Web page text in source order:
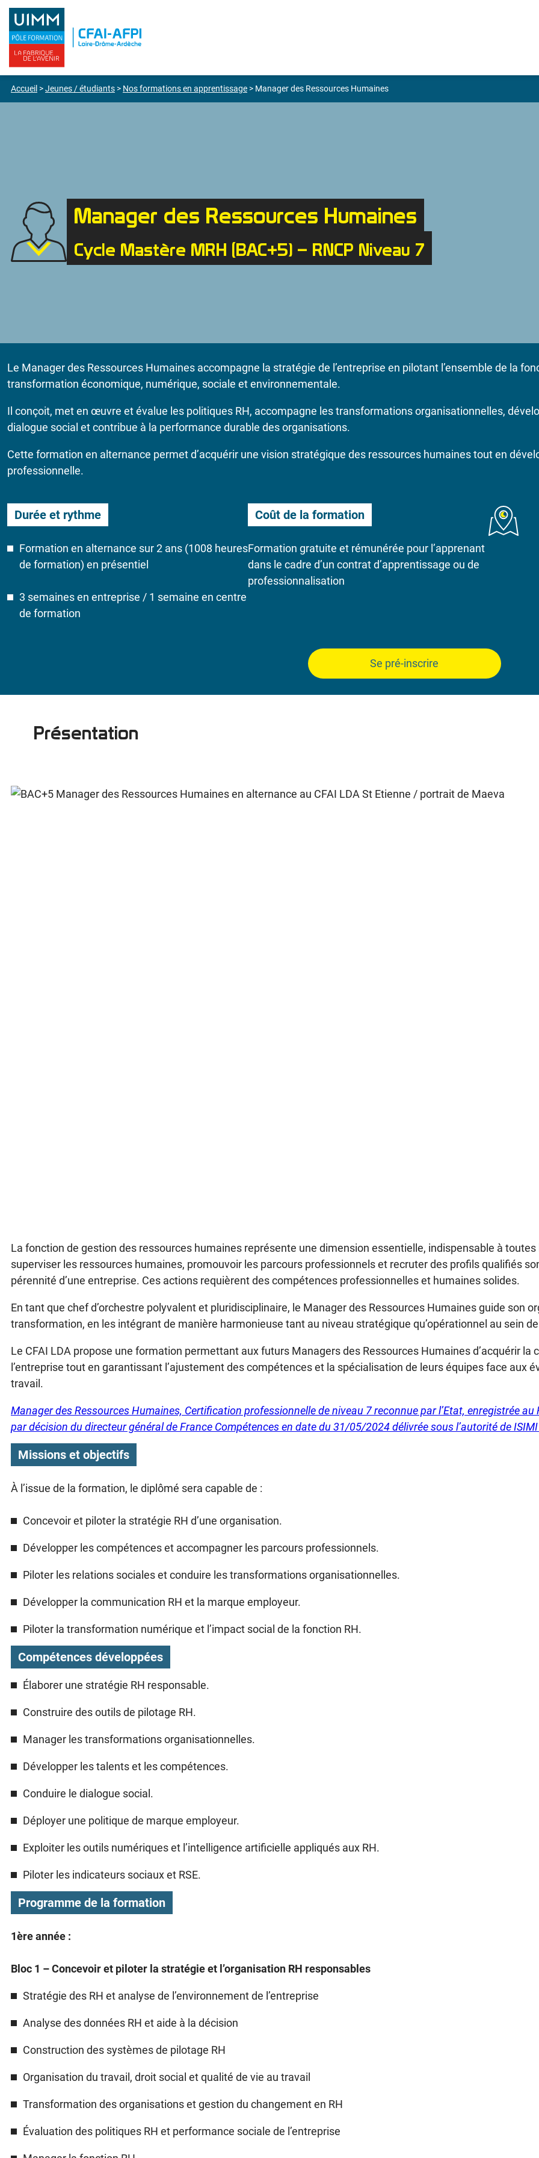
Accueil >Jeunes / étudiants > Nos formations en apprentissage > Manager des Ressources Humaines
Manager des Ressources Humaines
Cycle Mastère MRH (BAC+5) – RNCP Niveau 7
Le Manager des Ressources Humaines accompagne la stratégie de l’entreprise en pilotant l’ensemble de la
transformation économique, numérique, sociale et environnementale.
Il conçoit, met en œuvre et évalue les politiques RH, accompagne les transformations organisationnelles,
dialogue social et contribue à la performance durable des organisations.
Cette formation en alternance permet d’acquérir une vision stratégique des ressources humaines tout en
professionnelle.
Durée et rythme
Formation en alternance sur 2 ans (1008 heures
de formation) en présentiel
3 semaines en entreprise / 1 semaine en centre
de formation
Coût de la formation
Formation gratuite et rémunérée pour l’apprenant
dans le cadre d’un contrat d’apprentissage ou de
professionnalisation
Se pré-inscrire
Présentation
La fonction de gestion des ressources humaines représente une dimension essentielle, indispensable à
superviser les ressources humaines, promouvoir les parcours professionnels et recruter des profils qualifiés
pérennité d’une entreprise. Ces actions requièrent des compétences professionnelles et humaines solides.
En tant que chef d’orchestre polyvalent et pluridisciplinaire, le Manager des Ressources Humaines guide son
transformation, en les intégrant de manière harmonieuse tant au niveau stratégique qu’opérationnel au sein
Le CFAI LDA propose une formation permettant aux futurs Managers des Ressources Humaines d’acquérir
l’entreprise tout en garantissant l’ajustement des compétences et la spécialisation de leurs équipes face aux
travail.
Manager des Ressources Humaines, Certification professionnelle de niveau 7 reconnue par l’Etat, enregistrée
par décision du directeur général de France Compétences en date du 31/05/2024 délivrée sous l’autorité de
Missions et objectifs
À l’issue de la formation, le diplômé sera capable de :
Concevoir et piloter la stratégie RH d’une organisation.
Développer les compétences et accompagner les parcours professionnels.
Piloter les relations sociales et conduire les transformations organisationnelles.
Développer la communication RH et la marque employeur.
Piloter la transformation numérique et l’impact social de la fonction RH.
Compétences développées
Élaborer une stratégie RH responsable.
Construire des outils de pilotage RH.
Manager les transformations organisationnelles.
Développer les talents et les compétences.
Conduire le dialogue social.
Déployer une politique de marque employeur.
Exploiter les outils numériques et l’intelligence artificielle appliqués aux RH.
Piloter les indicateurs sociaux et RSE.
Programme de la formation
1ère année :
Bloc 1 – Concevoir et piloter la stratégie et l’organisation RH responsables
Stratégie des RH et analyse de l’environnement de l’entreprise
Analyse des données RH et aide à la décision
Construction des systèmes de pilotage RH
Organisation du travail, droit social et qualité de vie au travail
Transformation des organisations et gestion du changement en RH
Évaluation des politiques RH et performance sociale de l’entreprise